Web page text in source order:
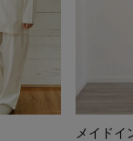
メイドイ